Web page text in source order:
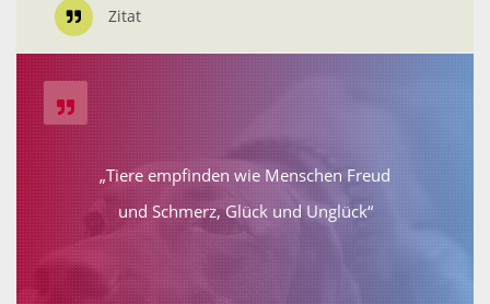
Zitat
„Tiere empfinden wie Menschen Freud
und Schmerz, Glück und Unglück“